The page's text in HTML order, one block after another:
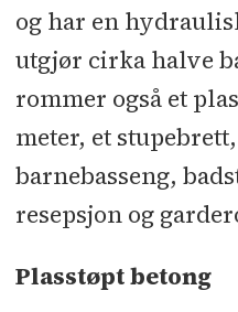
Totalentreprenør
Processing Norge
Berndorf
Renseanlegg:
Hev/senk anlegg:
Entreprenører:
betongarbeid,
og har en
utgjør cirka halve
rommer også et
meter, et
barnebasseng,
resepsjon og
Plasstøpt betong